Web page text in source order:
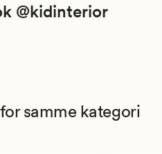
@kidinterior
samme kategori